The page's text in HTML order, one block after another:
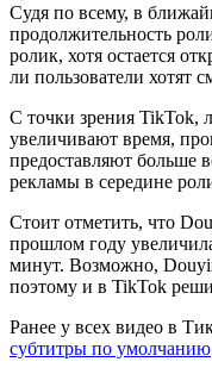
Судя по всему, в
продолжительность
ролик, хотя остается
ли пользователи хотят
С точки зрения TikTok,
увеличивают время,
предоставляют больше
рекламы в середине
Стоит отметить, что
прошлом году
минут. Возможно,
поэтому и в TikTok
Ранее у всех видео в
субтитры по умолчанию